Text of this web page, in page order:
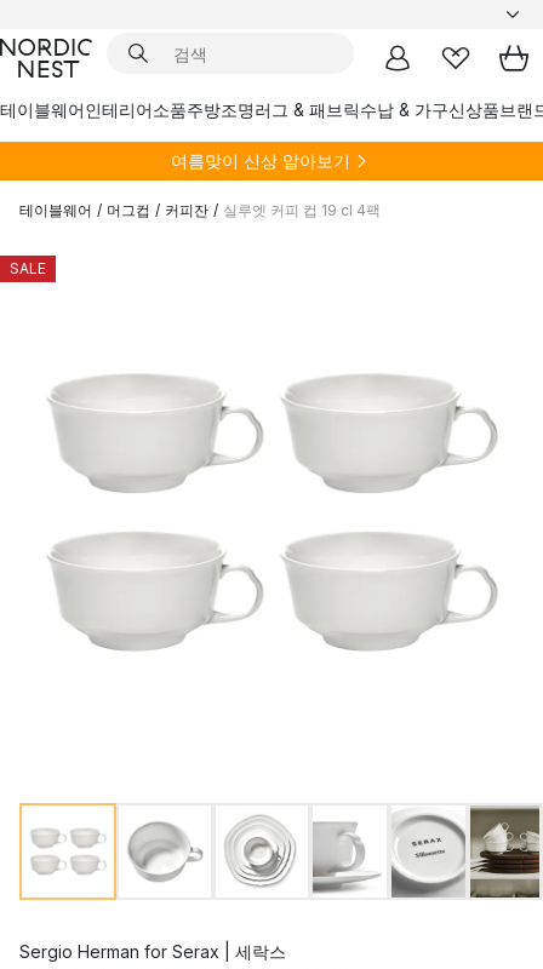
테이블웨어인테리어소품주방조명러그 & 패브릭수납 & 가구신상품브랜
여름맞이 신상 알아보기
테이블웨어 / 머그컵 / 커피잔 / 실루엣 커피 컵 19 cl 4팩
SALE
Sergio Herman for Serax | 세락스